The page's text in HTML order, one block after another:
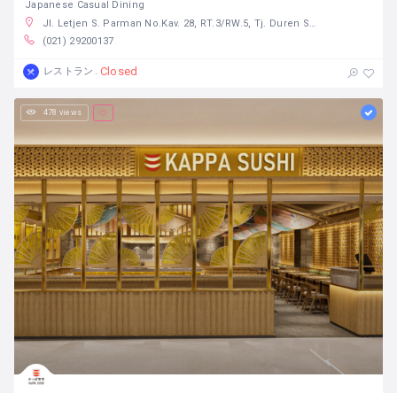
Japanese Casual Dining
Jl. Letjen S. Parman No.Kav. 28, RT.3/RW.5, Tj. Duren Sel., Kec. Grogol petamburan, Kota Jakarta Barat, Daerah Khusus Ibukota Jakarta 11470 インドネシア
(021) 29200137
レストラン Closed
478 views